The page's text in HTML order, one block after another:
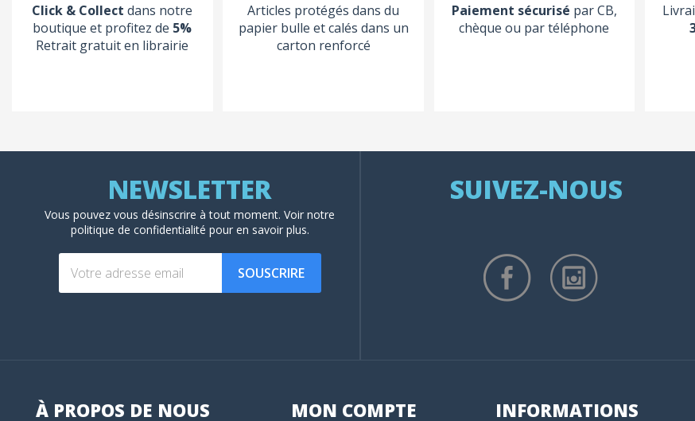
Click & Collect dans notre
boutique et profitez de 5%
Retrait gratuit en librairie
Articles protégés dans du
papier bulle et calés dans un
carton renforcé
Paiement sécurisé par CB,
chèque ou par téléphone
Vous pouvez vous désinscrire à tout moment. Voirnotre
politique de confidentialité pour en savoir plus.
SOUSCRIRE
SUIVEZ-NOUS
À PROPOS DE NOUS MON COMPTE INFORMATIONS